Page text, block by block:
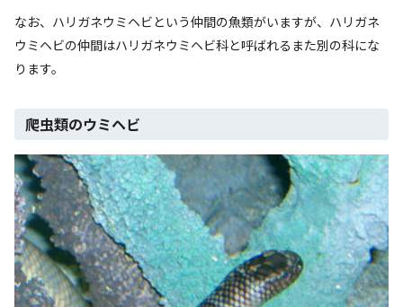
なお、ハリガネウミヘビという仲間の魚類がいますが、ハリガネ
ウミヘビの仲間はハリガネウミヘビ科と呼ばれるまた別の科にな
ります。
爬虫類のウミヘビ